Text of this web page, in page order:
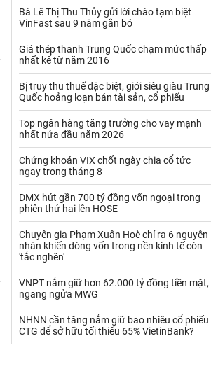
Kim loại khác Mắc ca
Nhựa - Hạt nhựa
Palladium Phân bón
Rau - Củ -Quả Sắt thép
Sữa
Than Thức ăn chăn nuôi
Thủy hải sản khác
Vàng
VLXD khác Xăng dầu
Xi măng - Clynker
Bà Lê Thị Thu Thủy gửi lời chào tạm biệt
VinFast sau 9 năm gắn bó
Giá thép thanh Trung Quốc chạm mức thấp
nhất kể từ năm 2016
Bị truy thu thuế đặc biệt, giới siêu giàu Trung
Quốc hoảng loạn bán tài sản, cổ phiếu
Top ngân hàng tăng trưởng cho vay mạnh
nhất nửa đầu năm 2026
Chứng khoán VIX chốt ngày chia cổ tức
ngay trong tháng 8
DMX hút gần 700 tỷ đồng vốn ngoại trong
phiên thứ hai lên HOSE
Chuyên gia Phạm Xuân Hoè chỉ ra 6 nguyên
nhân khiến dòng vốn trong nền kinh tế còn
'tắc nghẽn'
VNPT nắm giữ hơn 62.000 tỷ đồng tiền mặt,
ngang ngửa MWG
NHNN cần tăng nắm giữ bao nhiêu cổ phiếu
CTG để sở hữu tối thiểu 65% VietinBank?